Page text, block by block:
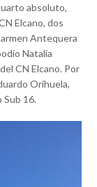
absoluto,
Elcano, dos
Antequera
Natalia
CN Elcano. Por
Orihuela,
Sub 16.